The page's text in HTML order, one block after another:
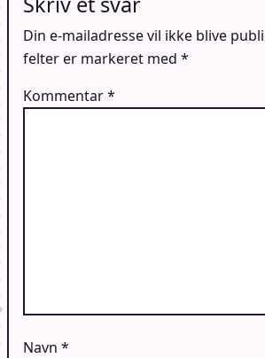
Din e-mailadresse vil ikke blive
felter er markeret med *
Kommentar*
Navn *